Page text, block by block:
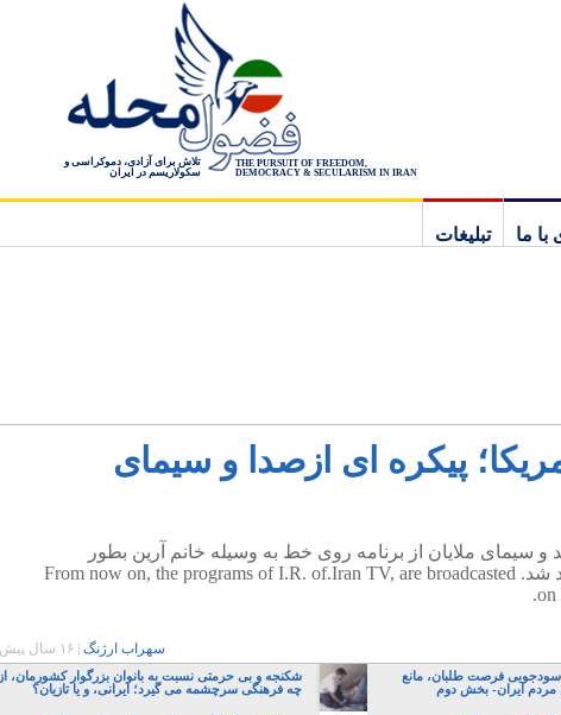
THE PURSUIT OF FREEDOM,
DEMOCRACY & SECULARISM IN IRAN
تلاش برای آزادی، دموکراسی و
سکولاریسم در ایران
با ما
تبلیغات
پیکره ای ازصدا و سیمای
و سیمای ملایان از برنامه روی خط به وسیله خانم آرین بطور
مستقیم پخش خواهد شد. From now on, the programs of I.R. of.Iran TV, are broadcasted
on
سهراب ارژنگ ۱۶ سال پیش
فرصت طلبان، مانع
مردم ایران- بخش دوم
شکنجه و بی حرمتی نسبت به بانوان بزرگوار کشورمان، از
چه فرهنگی سرچشمه می گیرد؛ ایرانی، و یا تازیان؟